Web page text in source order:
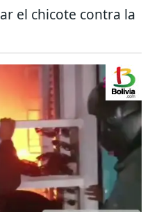
el chicote contra la